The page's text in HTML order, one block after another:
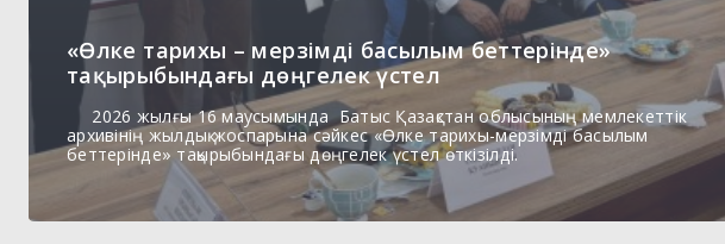
«Өлке тарихы – мерзімді басылым беттерінде»
тақырыбындағы дөңгелек үстел
2026 жылғы 16 маусымында Батыс Қазақстан облысының мемлекеттік
архивінің жылдық жоспарына сәйкес «Өлке тарихы-мерзімді басылым
беттерінде» тақырыбындағы дөңгелек үстел өткізілді.